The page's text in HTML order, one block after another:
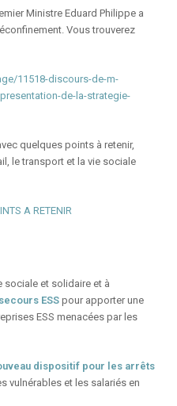
Ministre Eduard Philippe a
Vous trouverez
11518-discours-de-m-
de-la-strategie-
quelques points à retenir,
le transport et la vie sociale
A RETENIR
sociale et solidaire et à
ESSpour apporter une
ESS menacées par les
dispositif pour les arrêts
vulnérables et les salariés en